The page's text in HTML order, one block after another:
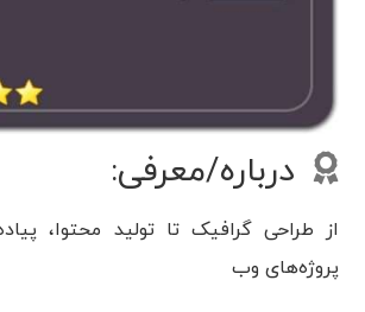
درباره/معرفی:
از طراحی گرافیک تا تولید محتوا،
پروژه‌های وب